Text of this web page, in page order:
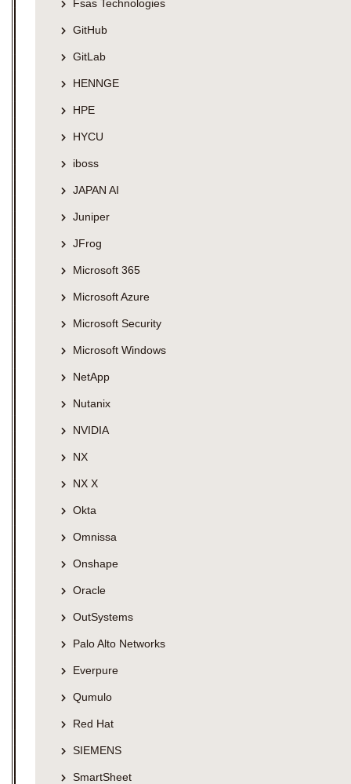
Fsas Technologies
GitHub
GitLab
HENNGE
HPE
HYCU
iboss
JAPAN AI
Juniper
JFrog
Microsoft 365
Microsoft Azure
Microsoft Security
Microsoft Windows
NetApp
Nutanix
NVIDIA
NX
NX X
Okta
Omnissa
Onshape
Oracle
OutSystems
Palo Alto Networks
Everpure
Qumulo
Red Hat
SIEMENS
SmartSheet